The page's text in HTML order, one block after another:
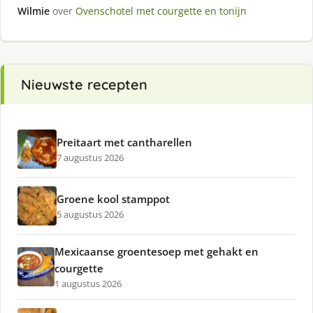
Wilmie over Ovenschotel met courgette en tonijn
Nieuwste recepten
Preitaart met cantharellen
7 augustus 2026
Groene kool stamppot
5 augustus 2026
Mexicaanse groentesoep met gehakt en
courgette
1 augustus 2026